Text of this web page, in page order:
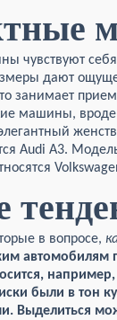
чувствуют
дают
занимает
машины, вроде
элегантный
Audi A3.
в вопросе,
автомобилям
были в тон
Выделиться